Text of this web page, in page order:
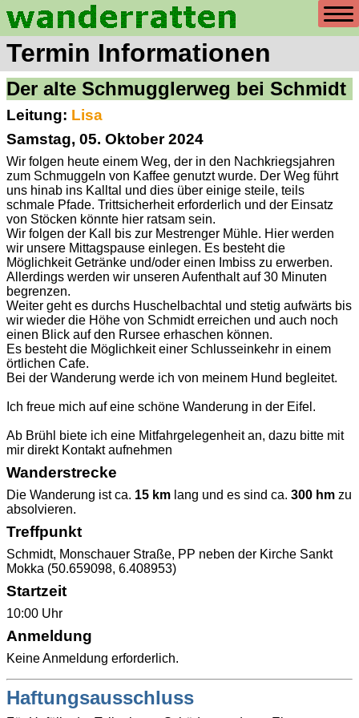
Termin Informationen
Der alte Schmugglerweg bei Schmidt
Leitung: Lisa
Samstag, 05. Oktober 2024
Wir folgen heute einem Weg, der in den Nachkriegsjahren
zum Schmuggeln von Kaffee genutzt wurde. Der Weg führt
uns hinab ins Kalltal und dies über einige steile, teils
schmale Pfade. Trittsicherheit erforderlich und der Einsatz
von Stöcken könnte hier ratsam sein.
Wir folgen der Kall bis zur Mestrenger Mühle. Hier werden
wir unsere Mittagspause einlegen. Es besteht die
Möglichkeit Getränke und/oder einen Imbiss zu erwerben.
Allerdings werden wir unseren Aufenthalt auf 30 Minuten
begrenzen.
Weiter geht es durchs Huschelbachtal und stetig aufwärts bis
wir wieder die Höhe von Schmidt erreichen und auch noch
einen Blick auf den Rursee erhaschen können.
Es besteht die Möglichkeit einer Schlusseinkehr in einem
örtlichen Cafe.
Bei der Wanderung werde ich von meinem Hund begleitet.
Ich freue mich auf eine schöne Wanderung in der Eifel.
Ab Brühl biete ich eine Mitfahrgelegenheit an, dazu bitte mit
mir direkt Kontakt aufnehmen
Wanderstrecke
Die Wanderung ist ca. 15 km lang und es sind ca. 300 hm zu
absolvieren.
Treffpunkt
Schmidt, Monschauer Straße, PP neben der Kirche Sankt
Mokka (50.659098, 6.408953)
Startzeit
10:00 Uhr
Anmeldung
Keine Anmeldung erforderlich.
Haftungsausschluss